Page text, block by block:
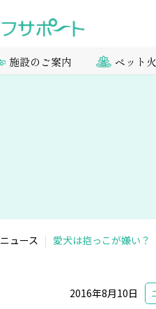
施設のご案内 ペット
ニュース 愛犬は抱っこが嫌い？
2016年8月10日